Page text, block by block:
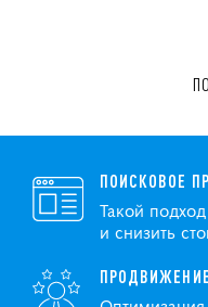
ПОИСКОВОЕ
Такой
и снизить